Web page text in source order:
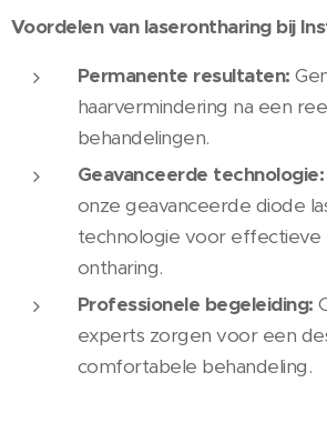
Voordelen van laserontharing bij
Permanente resultaten:
haarvermindering na een
behandelingen.
Geavanceerde technologie:
onze geavanceerde diode
technologie voor effectieve
ontharing.
Professionele begeleiding:
experts zorgen voor een
comfortabele behandeling.